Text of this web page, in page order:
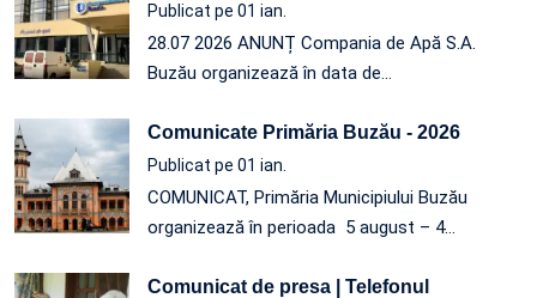
Publicat pe 01 ian.
28.07 2026 ANUNȚ Compania de Apă S.A.
Buzău organizează în data de…
Comunicate Primăria Buzău - 2026
Publicat pe 01 ian.
COMUNICAT, Primăria Municipiului Buzău
organizează în perioada 5 august – 4…
Comunicat de presa | Telefonul